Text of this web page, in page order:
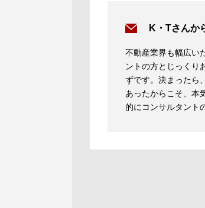
K・Tさんか
不動産業界も幅広い
ントの方とじっくり
ずです。決まったら
あったからこそ、本
的にコンサルタント